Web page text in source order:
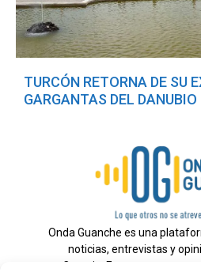
TURCÓN RETORNA DE SU
GARGANTAS DEL DANUBIO
Onda Guanche es una
noticias, entrevistas y
Canaria. Estamos